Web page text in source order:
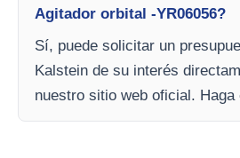
Agitador orbital -YR06056?
Sí, puede solicitar un
Kalstein de su interés
nuestro sitio web oficial. Haga